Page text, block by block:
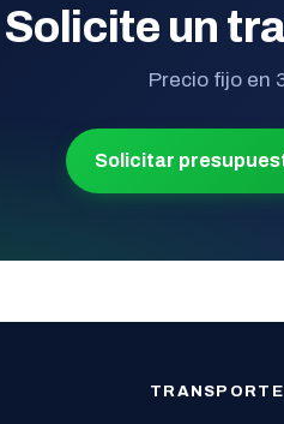
Solicite un
Precio fijo en
Solicitar